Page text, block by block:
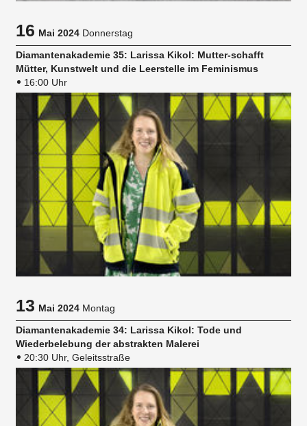
16Mai 2024 Donnerstag
Diamantenakademie 35: Larissa Kikol: Mutter-schafft
Mütter, Kunstwelt und die Leerstelle im Feminismus
16:00 Uhr
13Mai 2024 Montag
Diamantenakademie 34: Larissa Kikol: Tode und
Wiederbelebung der abstrakten Malerei
20:30 Uhr, Geleitsstraße